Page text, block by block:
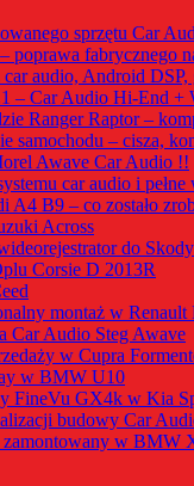
sprzętu Car
fabrycznego
audio, Android DSP,
– Car Audio Hi-End +
Ranger Raptor –
samochodu – cisza,
Awave Car Audio !!
car audio i pełne
A4 B9 – co zostało
Across
do
Corsie D 2013R
montaż w Renault
Car Audio Steg Awave
w Cupra
w BMW U10
FineVu GX4k w Kia
budowy Car
w BMW